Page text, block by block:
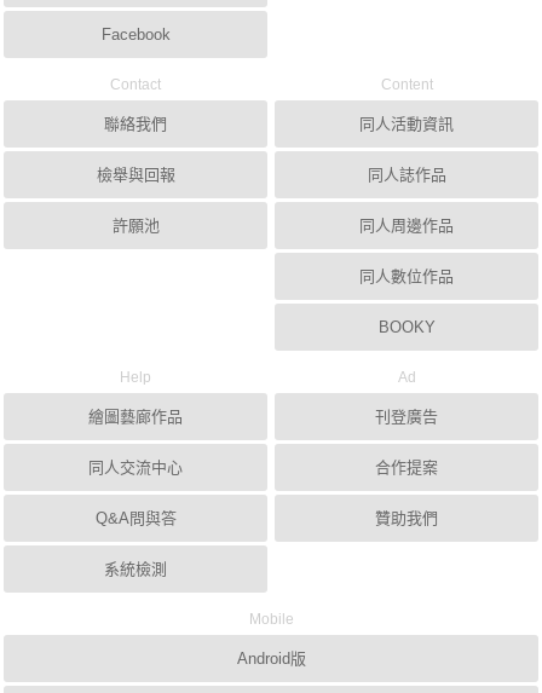
Facebook
Contact
聯絡我們
檢舉與回報
許願池
Content
同人活動資訊
同人誌作品
同人周邊作品
同人數位作品
BOOKY
Help
繪圖藝廊作品
同人交流中心
Q&A問與答
系統檢測
Ad
刊登廣告
合作提案
贊助我們
Mobile
Android版